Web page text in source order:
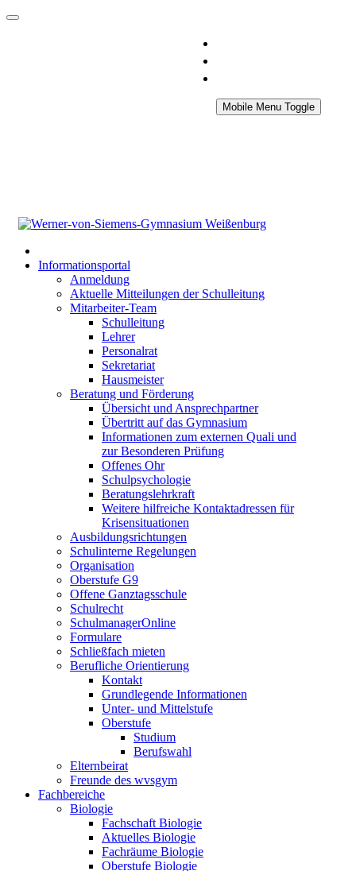
Mobile Menu Toggle
Informationsportal
Anmeldung
Aktuelle Mitteilungen der Schulleitung
Mitarbeiter-Team
Schulleitung
Lehrer
Personalrat
Sekretariat
Hausmeister
Beratung und Förderung
Übersicht und Ansprechpartner
Übertritt auf das Gymnasium
Informationen zum externen Quali und
zur Besonderen Prüfung
Offenes Ohr
Schulpsychologie
Beratungslehrkraft
Weitere hilfreiche Kontaktadressen für
Krisensituationen
Ausbildungsrichtungen
Schulinterne Regelungen
Organisation
Oberstufe G9
Offene Ganztagsschule
Schulrecht
SchulmanagerOnline
Formulare
Schließfach mieten
Berufliche Orientierung
Kontakt
Grundlegende Informationen
Unter- und Mittelstufe
Oberstufe
Studium
Berufswahl
Elternbeirat
Freunde des wvsgym
Fachbereiche
Biologie
Fachschaft Biologie
Aktuelles Biologie
Fachräume Biologie
Oberstufe Biologie